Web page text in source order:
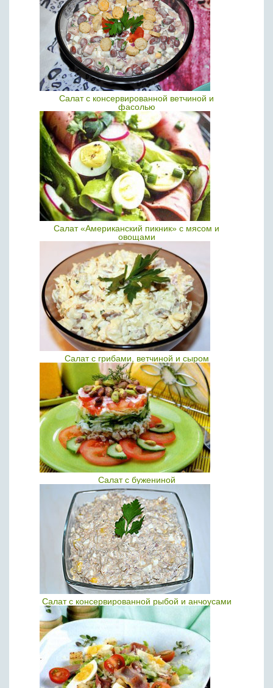
Салат с консервированной ветчиной и
фасолью
Салат «Американский пикник» с мясом и
овощами
Салат с грибами, ветчиной и сыром
Салат с бужениной
Салат с консервированной рыбой и анчоусами